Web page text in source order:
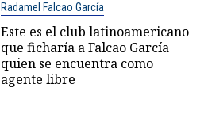
Radamel Falcao García
Este es el club latinoamericano
que ficharía a Falcao García
quien se encuentra como
agente libre